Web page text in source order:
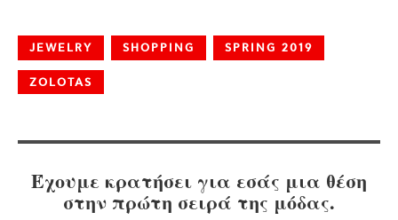
JEWELRY SHOPPING SPRING 2019
ZOLOTAS
Έχουμε κρατήσει για εσάς μια θέση
στην πρώτη σειρά της μόδας.